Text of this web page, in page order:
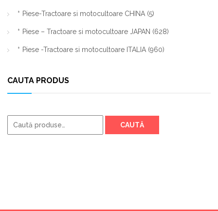
Piese-Tractoare si motocultoare CHINA (5)
Piese – Tractoare si motocultoare JAPAN (628)
Piese -Tractoare si motocultoare ITALIA (960)
CAUTA PRODUS
Caută
după:
CAUTĂ